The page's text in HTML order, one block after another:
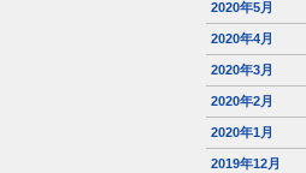
2020年5月
2020年4月
2020年3月
2020年2月
2020年1月
2019年12月